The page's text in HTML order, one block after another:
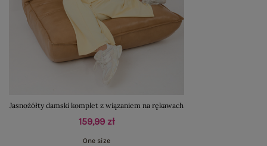
Jasnożółty damski komplet z wiązaniem na rękawach
159,99 zł
One size